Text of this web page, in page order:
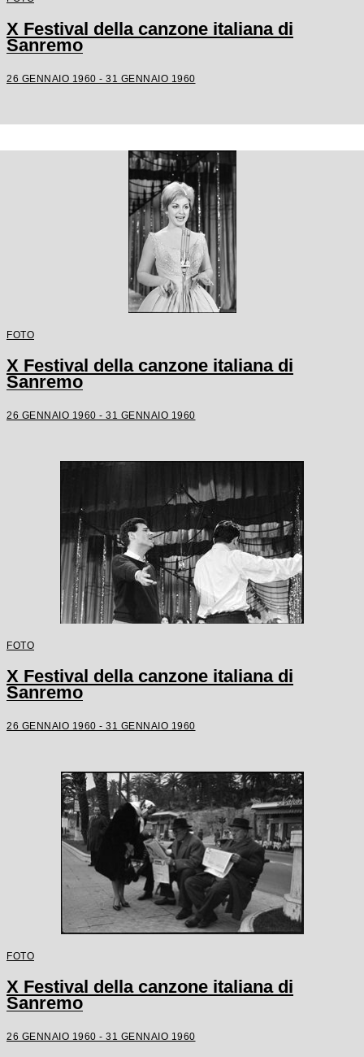
X Festival della canzone italiana di
Sanremo
26 GENNAIO 1960 - 31 GENNAIO 1960
FOTO
X Festival della canzone italiana di
Sanremo
26 GENNAIO 1960 - 31 GENNAIO 1960
FOTO
X Festival della canzone italiana di
Sanremo
26 GENNAIO 1960 - 31 GENNAIO 1960
FOTO
X Festival della canzone italiana di
Sanremo
26 GENNAIO 1960 - 31 GENNAIO 1960